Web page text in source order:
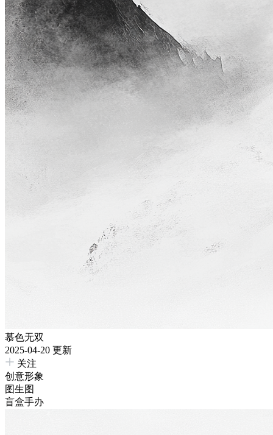
慕色无双
2025-04-20 更新
关注
创意形象
图生图
盲盒手办